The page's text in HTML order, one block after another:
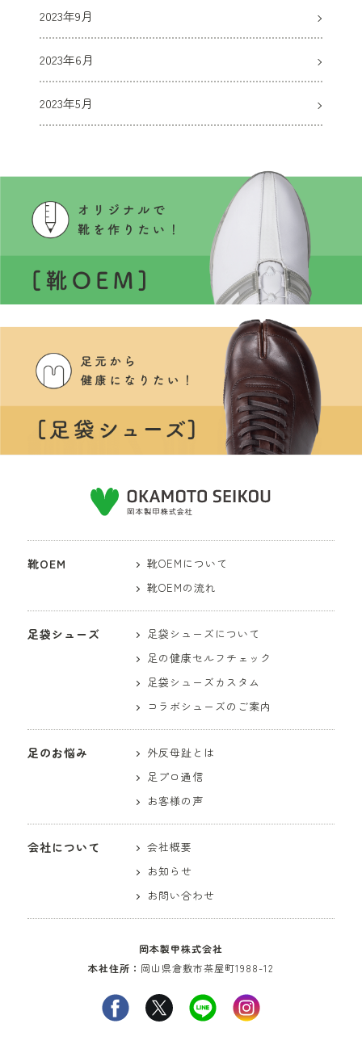
2023年9月
2023年6月
2023年5月
靴OEM
靴OEMについて
靴OEMの流れ
足袋シューズ
足袋シューズについて
足の健康セルフチェック
足袋シューズカスタム
コラボシューズのご案内
足のお悩み
外反母趾とは
足プロ通信
お客様の声
会社について
会社概要
お知らせ
お問い合わせ
岡本製甲株式会社
本社住所： 岡山県倉敷市茶屋町1988-12